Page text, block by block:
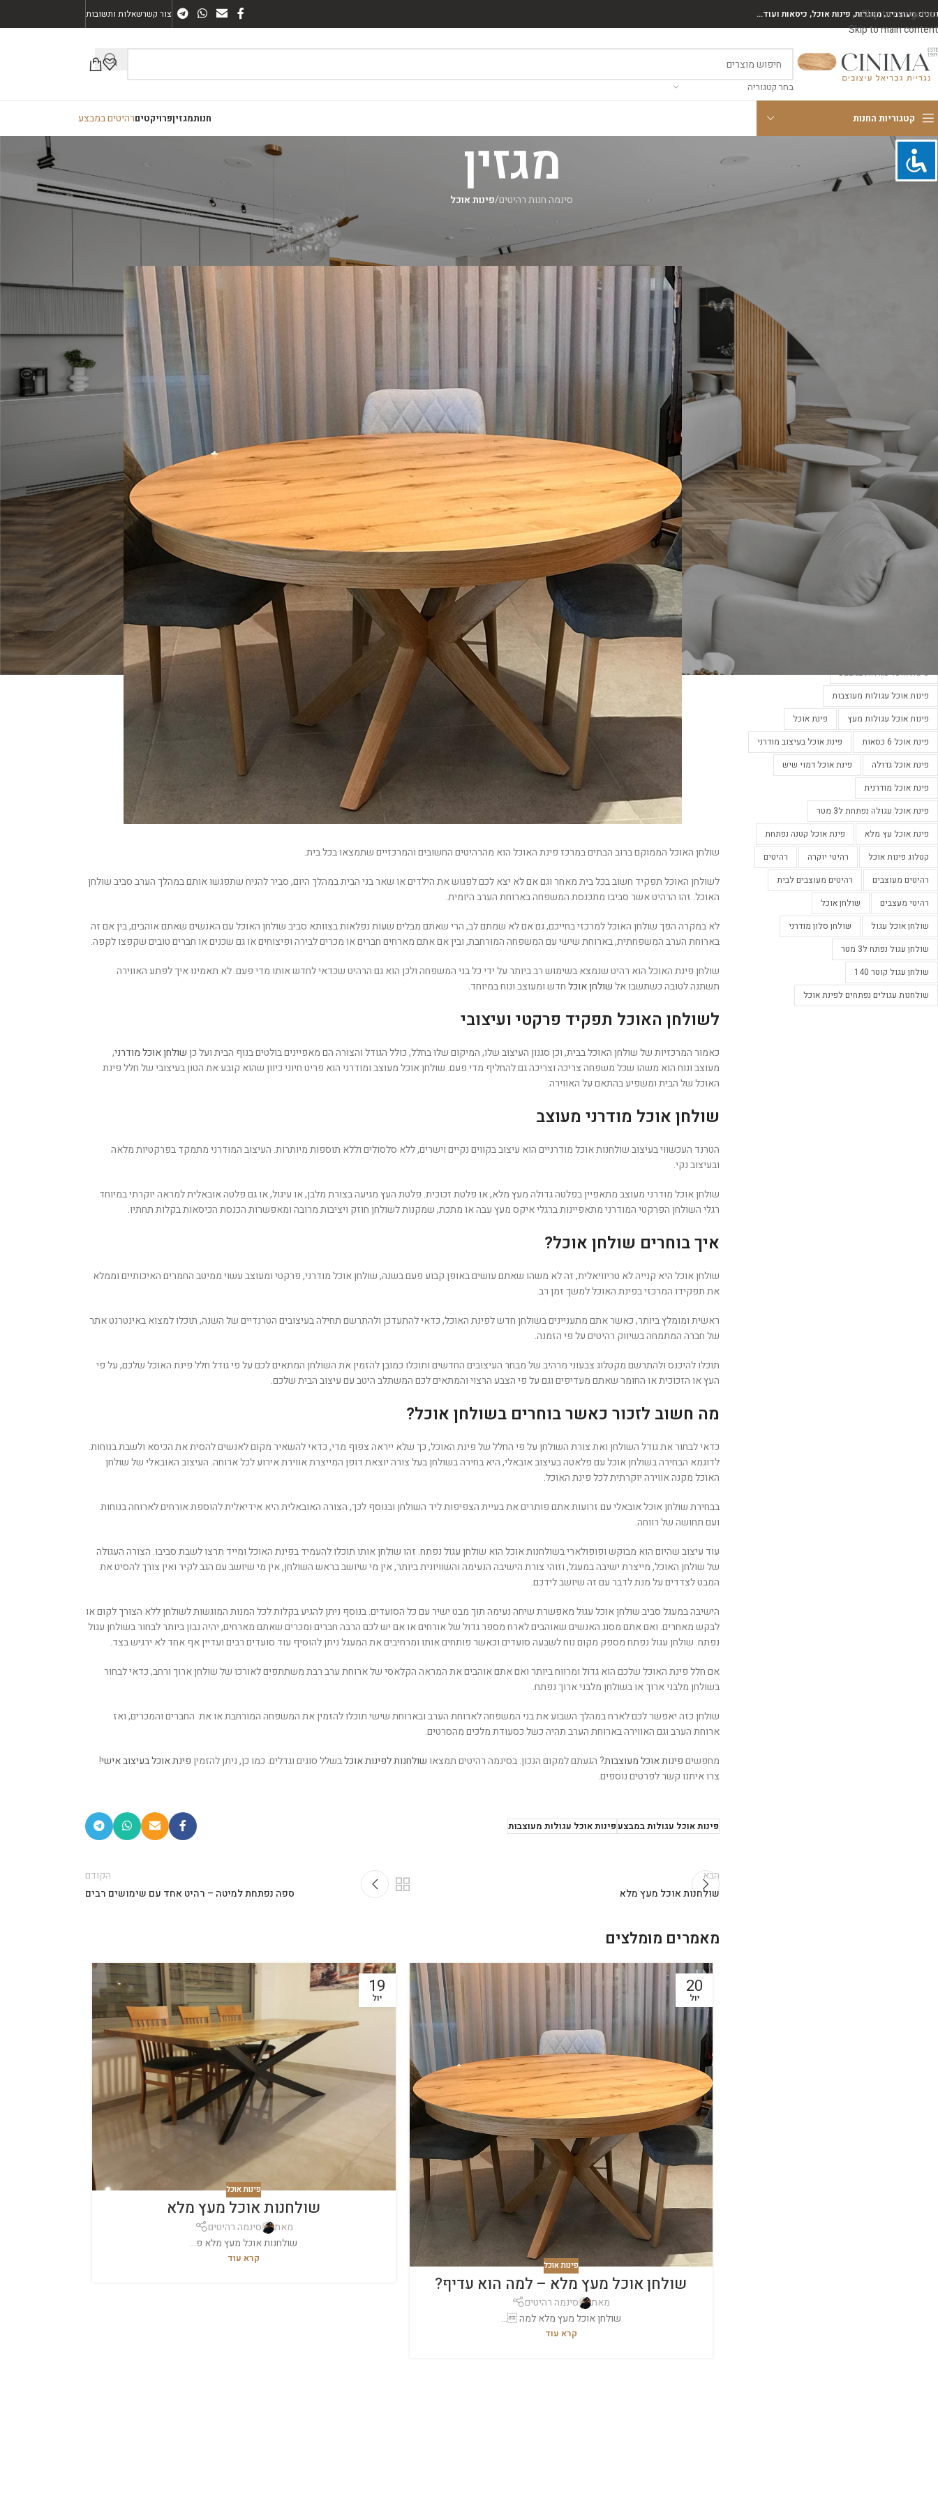
Skip to navigation
Skip to main content
מעוצבים, מסגרות, פינות אוכל, כיסאות ועוד... צור קשרשאלות ותשובות
בחר קטגוריה
קטגוריות החנות חנותמגזיןפרויקטיםרהיטים במבצע
מגזין
סינמה חנות רהיטים/פינות אוכל
התאמה אישית
חיפוי קירות
יצרני כסאות לפינת אוכל
מעוצבות
עיצוב אישי
עיצוב פינת אוכל עם מראות
פינות אוכל 2020
פינות אוכל איטלקיות
פינות אוכל במבצע
פינות אוכל יוקרתיות
פינות אוכל יוקרתיות במבצע
פינות אוכל יוקרתיות מעץ
פינות אוכל יוקרתיות משיש
פינות אוכל עגולות במבצע
פינות אוכל עגולות מעוצבות
פינות אוכל עגולות מעץ
פינת אוכל
פינת אוכל 6 כסאות
פינת אוכל בעיצוב מודרני
פינת אוכל גדולה
פינת אוכל דמוי שיש
פינת אוכל מודרנית
פינת אוכל עגולה נפתחת ל3 מטר
פינת אוכל עץ מלא
פינת אוכל קטנה נפתחת
קטלוג פינות אוכל
רהיטי יוקרה
רהיטים
רהיטים מעוצבים
רהיטים מעוצבים לבית
רהיטי מעצבים
שולחן אוכל
שולחן אוכל עגול
שולחן סלון מודרני
שולחן עגול נפתח ל3 מטר
שולחן עגול קוטר 140
שולחנות עגולים נפתחים לפינת אוכל
שולחן פינת אוכל – תפקיד פרקטי ועיצובי
מאת סינמה רהיטים
שולחן האוכל הממוקם ברוב הבתים במרכז פינת האוכל הוא מהרהיטים החשובים והמרכזיים שתמצאו בכל בית.
לשולחן האוכל תפקיד חשוב בכל בית מאחר וגם אם לא יצא לכם לפגוש את הילדים או שאר בני הבית במהלך היום, סביר להניח שתפגשו אותם במהלך הערב סביב שולחן
האוכל. זהו הרהיט אשר סביבו מתכנסת המשפחה בארוחת הערב היומית.
לא במקרה הפך שולחן האוכל למרכזי בחייכם, גם אם לא שמתם לב, הרי שאתם מבלים שעות נפלאות בצוותא סביב שולחן האוכל עם האנשים שאתם אוהבים, בין אם זה
בארוחת הערב המשפחתית, בארוחת שישי עם המשפחה המורחבת, ובין אם אתם מארחים חברים או מכרים לבירה ופיצוחים או גם שכנים או חברים טובים שקפצו לקפה.
שולחן פינת האוכל הוא רהיט שנמצא בשימוש רב ביותר על ידי כל בני המשפחה ולכן הוא גם הרהיט שכדאי לחדש אותו מדי פעם. לא תאמינו איך לפתע האווירה
תשתנה לטובה כשתשבו אלשולחן אוכלחדש ומעוצב ונוח במיוחד.
לשולחן האוכל תפקיד פרקטי ועיצובי
כאמור המרכזיות של שולחן האוכל בבית, וכן סגנון העיצוב שלו, המיקום שלו בחלל, כולל הגודל והצורה הם מאפיינים בולטים בנוף הבית ועל כן שולחן אוכל מודרני,
מעוצב ונוח הוא משהו שכל משפחה צריכה וצריכה גם להחליף מדי פעם. שולחן אוכל מעוצב ומודרני הוא פריט חיוני כיוון שהוא קובע את הטון בעיצובי של חלל פינת
האוכל של הבית ומשפיע בהתאם על האווירה.
שולחן אוכל מודרני מעוצב
הטרנד העכשווי בעיצוב שולחנות אוכל מודרניים הוא עיצוב בקווים נקיים וישרים, ללא סלסולים וללא תוספות מיותרות. העיצוב המודרני מתמקד בפרקטיות מלאה
ובעיצוב נקי.
שולחן אוכל מודרני מעוצב מתאפיין בפלטה גדולה מעץ מלא, או פלטת זכוכית. פלטת העץ מגיעה בצורת מלבן, או עיגול, או גם פלטה אובאלית למראה יוקרתי במיוחד.
רגלי השולחן הפרקטי המודרני מתאפיינות ברגלי איקס מעץ עבה או מתכת, שמקנות לשולחן חוזק ויציבות מרובה ומאפשרות הכנסת הכיסאות בקלות תחתיו.
איך בוחרים שולחן אוכל?
שולחן אוכל היא קנייה לא טריוויאלית, זה לא משהו שאתם עושים באופן קבוע פעם בשנה, שולחן אוכל מודרני, פרקטי ומעוצב עשוי ממיטב החמרים האיכותיים וממלא
את תפקידו המרכזי בפינת האוכל למשך זמן רב.
ראשית ומומלץ ביותר, כאשר אתם מתעניינים בשולחן חדש לפינת האוכל, כדאי להתעדכן ולהתרשם תחילה בעיצובים הטרנדיים של השנה, תוכלו למצוא באינטרנט אתר
של חברה המתמחה בשיווק רהיטים על פי הזמנה.
תוכלו להיכנס ולהתרשם מקטלוג צבעוני מרהיב של מבחר העיצובים החדשים ותוכלו כמובן להזמין את השולחן המתאים לכם על פי גודל חלל פינת האוכל שלכם, על פי
העץ או הזכוכית או החומר שאתם מעדיפים וגם על פי הצבע הרצוי והמתאים לכם המשתלב היטב עם עיצוב הבית שלכם.
מה חשוב לזכור כאשר בוחרים בשולחן אוכל?
כדאי לבחור את גודל השולחן ואת צורת השולחן על פי החלל של פינת האוכל, כך שלא ייראה צפוף מדי, כדאי להשאיר מקום לאנשים להסית את הכיסא ולשבת בנוחות.
לדוגמא הבחירה בשולחן אוכל עם פלאטה בעיצוב אובאלי, היא בחירה בשולחן בעל צורה יוצאת דופן המייצרת אווירת אירוע לכל ארוחה. העיצוב האובאלי של שולחן
האוכל מקנה אווירה יוקרתית לכל פינת האוכל.
בבחירת שולחן אוכל אובאלי עם זרועות אתם פותרים את בעיית הצפיפות ליד השולחן ובנוסף לכך, הצורה האובאלית היא אידיאלית להוספת אורחים לארוחה בנוחות
ועם תחושה של רווחה.
עוד עיצוב שהיום הוא מבוקש ופופולארי בשולחנות אוכל הוא שולחן עגול נפתח. זהו שולחן אותו תוכלו להעמיד בפינת האוכל ומייד תרצו לשבת סביבו. הצורה העגולה
של שולחן האוכל, מייצרת ישיבה במעגל, וזוהי צורת הישיבה הנעימה והשוויונית ביותר, אין מי שיושב בראש השולחן, אין מי שיושב עם הגב לקיר ואין צורך להסיט את
המבט לצדדים על מנת לדבר עם זה שיושב לידכם.
הישיבה במעגל סביב שולחן אוכל עגול מאפשרת שיחה נעימה תוך מבט ישיר עם כל הסועדים. בנוסף ניתן להגיע בקלות לכל המנות המוגשות לשולחן ללא הצורך לקום או
לבקש מאחרים. ואם אתם מסוג האנשים שאוהבים לארח מספר גדול של אורחים או אם יש לכם הרבה חברים ומכרים שאתם מארחים, יהיה נבון ביותר לבחור בשולחן עגול
נפתח. שולחן עגול נפתח מספק מקום נוח לשבעה סועדים וכאשר פותחים אותו ומרחיבים את המעגל ניתן להוסיף עוד סועדים רבים ועדיין אף אחד לא ירגיש בצד.
אם חלל פינת האוכל שלכם הוא גדול ומרווח ביותר ואם אתם אוהבים את המראה הקלאסי של ארוחת ערב רבת משתתפים לאורכו של שולחן ארוך ורחב, כדאי לבחור
בשולחן מלבני ארוך או בשולחן מלבני ארוך נפתח.
שולחן כזה יאפשר לכם לארח במהלך השבוע את בני המשפחה לארוחת הערב ובארוחת שישי תוכלו להזמין את המשפחה המורחבת או את החברים והמכרים, ואז
ארוחת הערב וגם האווירה בארוחת הערב תהיה כשל כסעודת מלכים מהסרטים.
מחפשיםפינות אוכל מעוצבות? הגעתם למקום הנכון. בסינמה רהיטים תמצאו שולחנות לפינות אוכלבשלל סוגים וגדלים. כמו כן, ניתן להזמין פינת אוכל בעיצוב אישי!
צרו איתנו קשר לפרטים נוספים.
פינות אוכל עגולות במבצעפינות אוכל עגולות מעוצבות
הבא
שולחנות אוכל מעץ מלא
הקודם
ספה נפתחת למיטה – רהיט אחד עם שימושים רבים
מאמרים מומלצים
20
יול
פינות אוכל
שולחן אוכל מעץ מלא – למה הוא עדיף?
מאת
סינמה רהיטים
שולחן אוכל מעץ מלא למה ...
קרא עוד
19
יול
פינות אוכל
שולחנות אוכל מעץ מלא
מאת
סינמה רהיטים
שולחנות אוכל מעץ מלא פ...
קרא עוד